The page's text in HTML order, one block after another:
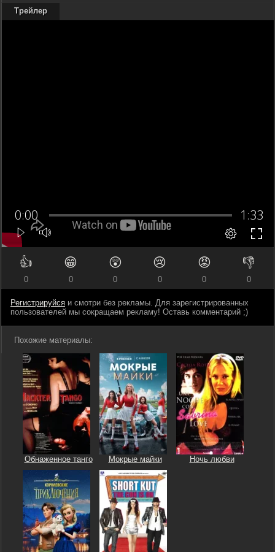
Трейлер
👍
0
😁
0
😲
0
😢
0
😡
0
👎
0
Регистрируйся и смотри без рекламы. Для зарегистрированных
пользователей мы сокращаем рекламу! Оставь комментарий ;)
Похожие материалы:
Обнаженное танго Мокрые майки Ночь любви